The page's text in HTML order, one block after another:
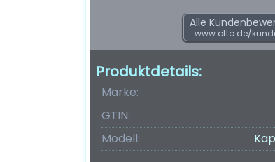
Alle
www.otto.de/
Produktdetails:
Marke:
GTIN:
Modell: